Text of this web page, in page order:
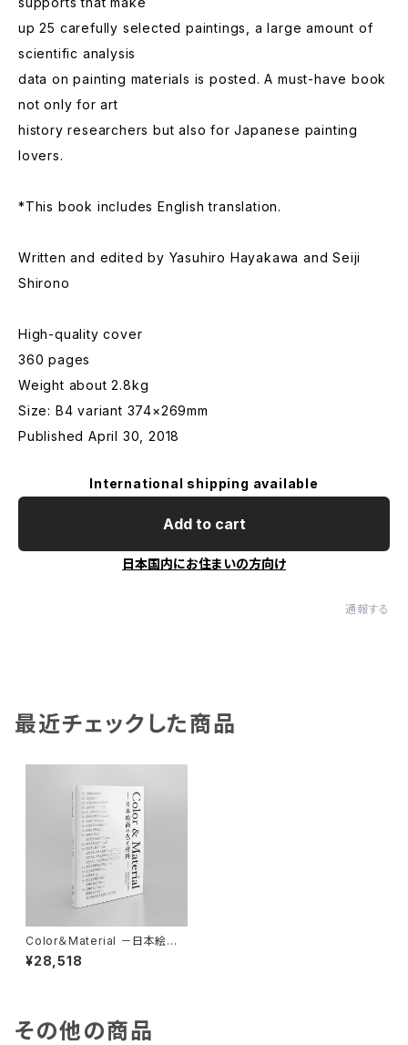
up 25 carefully selected paintings, a large amount of
scientific analysis
data on painting materials is posted. A must-have book
not only for art
history researchers but also for Japanese painting
lovers.
*This book includes English translation.
Written and edited by Yasuhiro Hayakawa and Seiji
Shirono
High-quality cover
360 pages
Weight about 2.8kg
Size: B4 variant 374×269mm
Published April 30, 2018
International shipping available
Add to cart
日本国内にお住まいの方向け
通報する
最近チェックした商品
Color＆Material －日本絵画
の色と材料－ 編著：早川泰弘・
城野誠治 | Yasuhiro Hayaka
¥28,518
その他の商品